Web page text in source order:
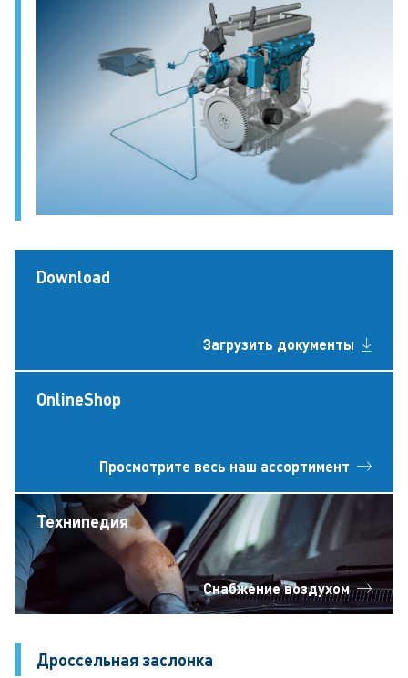
Download
Загрузить документы
OnlineShop
Просмотрите весь наш ассортимент
Технипедия
Снабжение воздухом
Дроссельная заслонка